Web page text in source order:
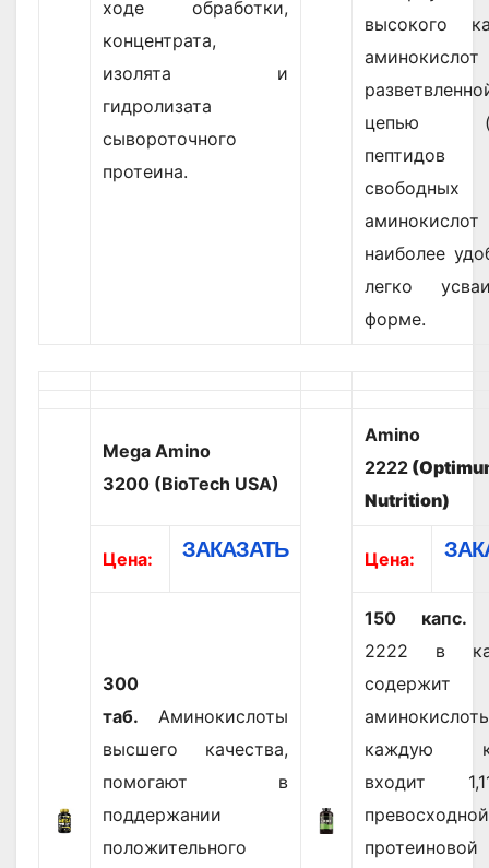
ходе обработки,
концентрата,
изолята и
гидролизата
сывороточного
протеина.
высокого
цепью
свободных
наиболее
легко
форме.
Mega Amino
3200 (BioTech USA)
Amino
2222
Nutrition)
Цена: ЗАКАЗАТЬ Цена:
300
таб. Аминокислоты
высшего качества,
помогают в
поддержании
положительного
150 капс.
2222 в
каждую
входит
превосходной